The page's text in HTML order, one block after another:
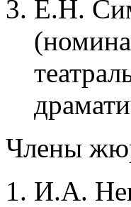
Е.Н.
Члены
И.А.